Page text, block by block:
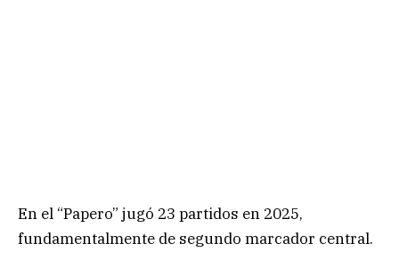
En el “Papero” jugó 23 partidos en 2025,
fundamentalmente de segundo marcador central.